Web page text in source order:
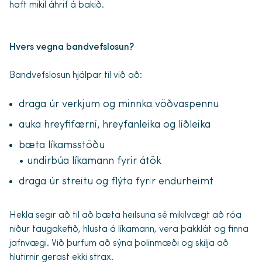
haft mikil áhrif á bakið.
Hvers vegna bandvefslosun?
Bandvefslosun hjálpar til við að:
draga úr verkjum og minnka vöðvaspennu
auka hreyfifærni, hreyfanleika og liðleika
bæta líkamsstöðu
• undirbúa líkamann fyrir átök
draga úr streitu og flýta fyrir endurheimt
Hekla segir að til að bæta heilsuna sé mikilvægt að róa
niður taugakefið, hlusta á líkamann, vera þakklát og finna
jafnvægi. Við þurfum að sýna þolinmæði og skilja að
hlutirnir gerast ekki strax.